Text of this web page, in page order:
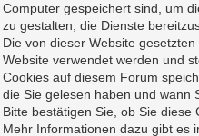
Computer gespeichert sind, um
zu gestalten, die Dienste
Die von dieser Website
Website verwendet werden und
Cookies auf diesem Forum
die Sie gelesen haben und wann
Bitte bestätigen Sie, ob Sie diese
Mehr Informationen dazu gibt es